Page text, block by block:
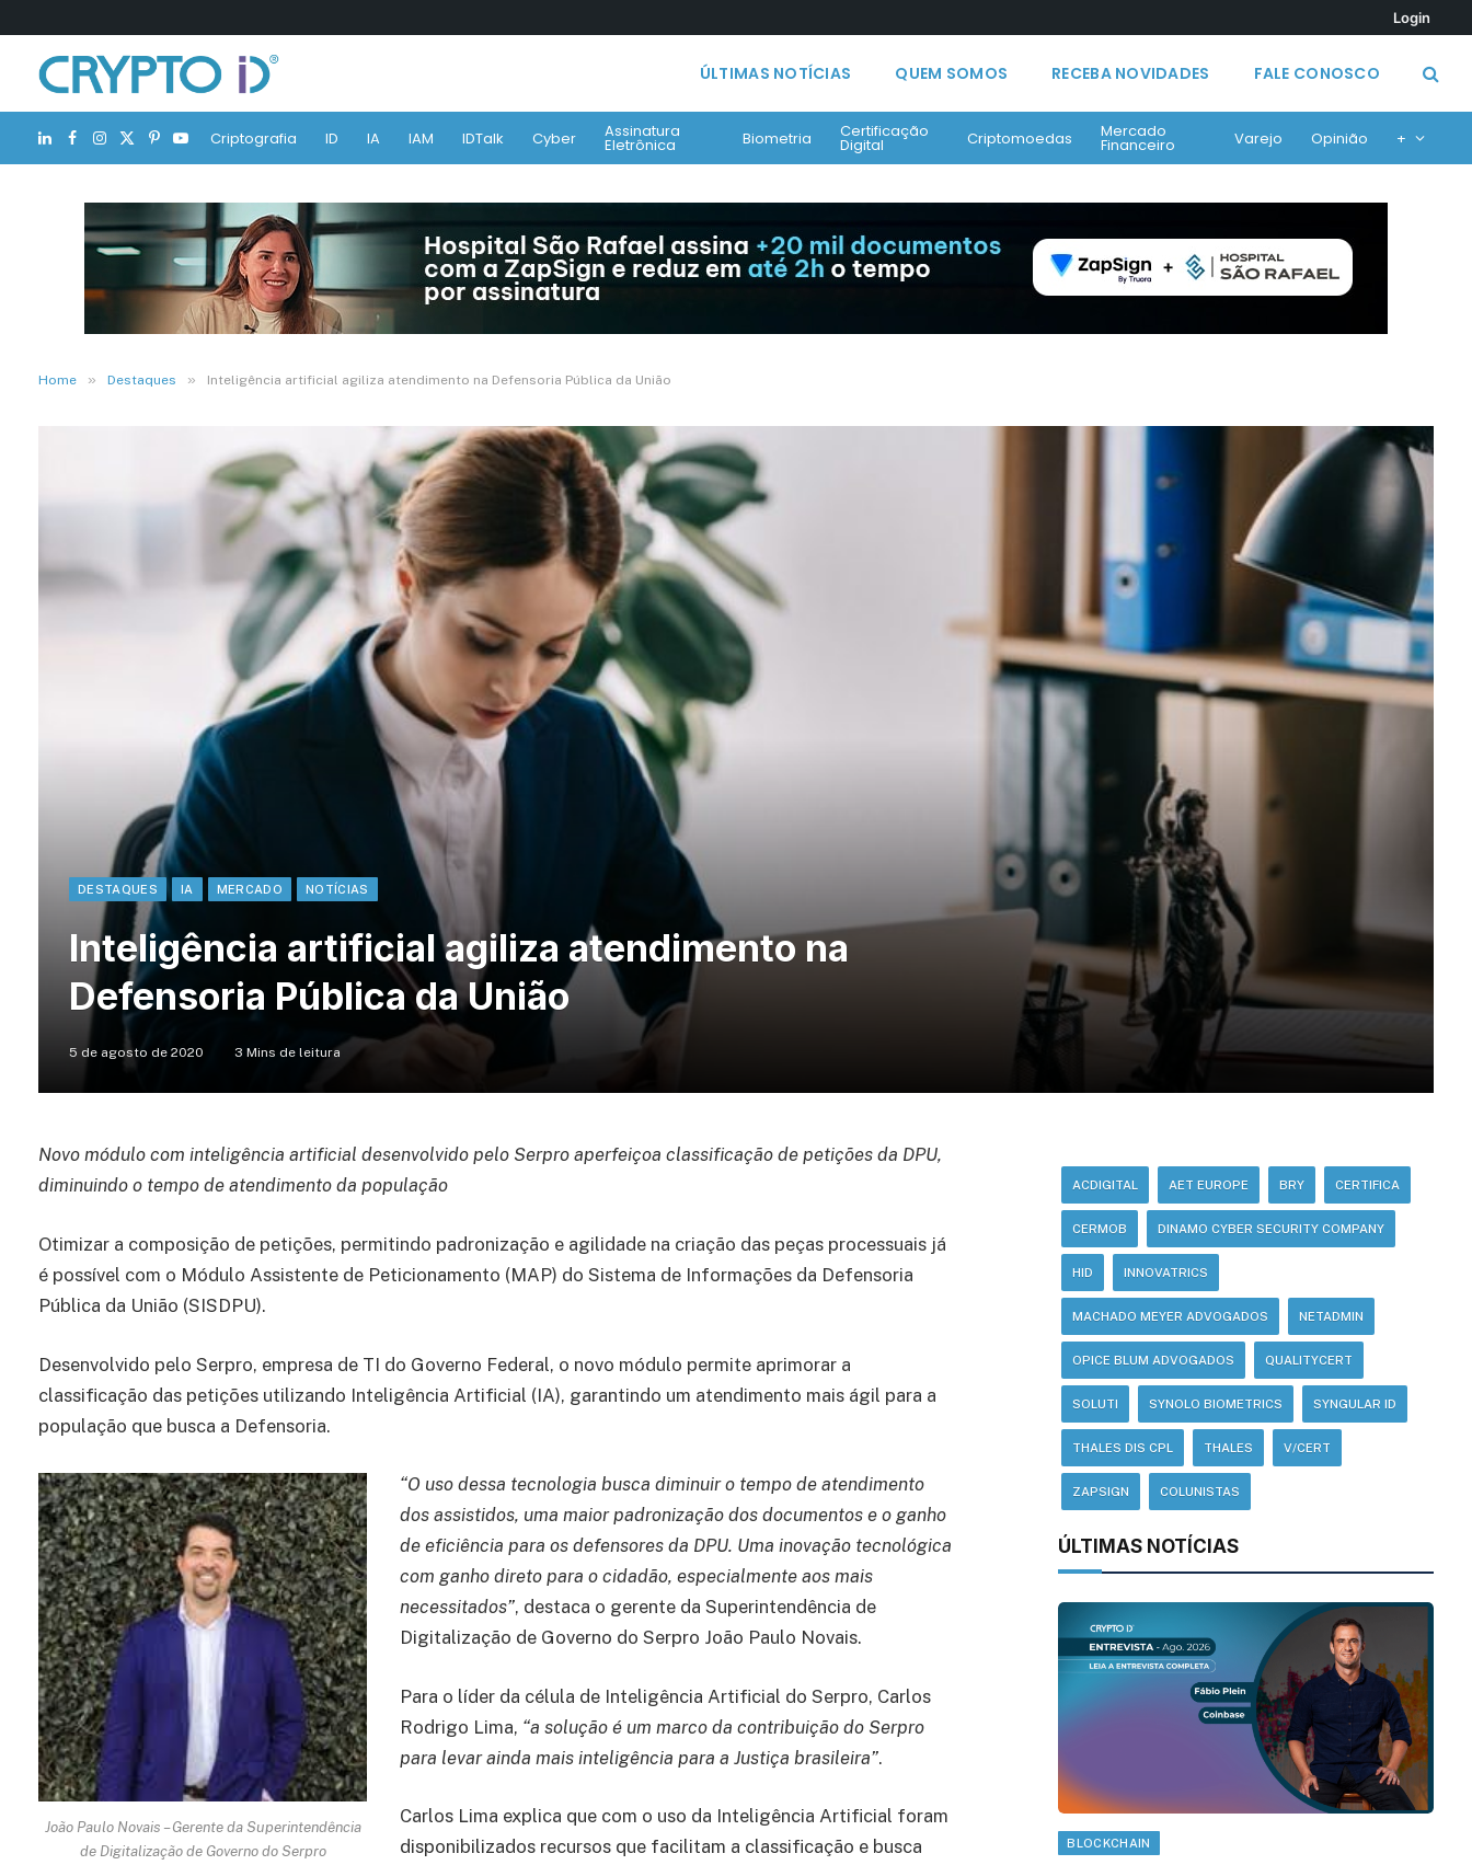
Login
ÚLTIMAS NOTÍCIAS QUEM SOMOS RECEBA NOVIDADES FALE CONOSCO
LinkedIn
Facebook
Instagram
X
(Twitter)
Pinterest
YouTubeCriptografia ID IA IAM IDTalk Cyber Assinatura
Eletrônica Biometria Certificação
Digital Criptomoedas Mercado
Financeiro Varejo Opinião +
Home » Destaques » Inteligência artificial agiliza atendimento na Defensoria Pública da União
DESTAQUES IA MERCADO NOTÍCIAS
Inteligência artificial agiliza atendimento na
Defensoria Pública da União
5 de agosto de 2020 3 Mins de leitura
Novo módulo com inteligência artificial desenvolvido pelo Serpro aperfeiçoa classificação de petições da DPU,
diminuindo o tempo de atendimento da população
Otimizar a composição de petições, permitindo padronização e agilidade na criação das peças processuais já
é possível com o Módulo Assistente de Peticionamento (MAP) do Sistema de Informações da Defensoria
Pública da União (SISDPU).
Desenvolvido pelo Serpro, empresa de TI do Governo Federal, o novo módulo permite aprimorar a
classificação das petições utilizando Inteligência Artificial (IA), garantindo um atendimento mais ágil para a
população que busca a Defensoria.
João Paulo Novais – Gerente da Superintendência
de Digitalização de Governo do Serpro
“O uso dessa tecnologia busca diminuir o tempo de atendimento
dos assistidos, uma maior padronização dos documentos e o ganho
de eficiência para os defensores da DPU. Uma inovação tecnológica
com ganho direto para o cidadão, especialmente aos mais
necessitados”, destaca o gerente da Superintendência de
Digitalização de Governo do Serpro João Paulo Novais.
Para o líder da célula de Inteligência Artificial do Serpro, Carlos
Rodrigo Lima, “a solução é um marco da contribuição do Serpro
para levar ainda mais inteligência para a Justiça brasileira”.
Carlos Lima explica que com o uso da Inteligência Artificial foram
disponibilizados recursos que facilitam a classificação e busca
ACDIGITAL AET EUROPE BRY CERTIFICA
CERMOB DINAMO CYBER SECURITY COMPANY
HID INNOVATRICS
MACHADO MEYER ADVOGADOS NETADMIN
OPICE BLUM ADVOGADOS QUALITYCERT
SOLUTI SYNOLO BIOMETRICS SYNGULAR ID
THALES DIS CPL THALES V/CERT
ZAPSIGN COLUNISTAS
ÚLTIMAS NOTÍCIAS
BLOCKCHAIN